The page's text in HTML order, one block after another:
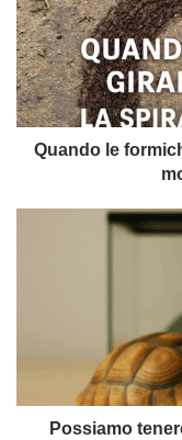
girano
in
tondo:
la
spirale
della
morte
Quando le
Ecco
Possiamo